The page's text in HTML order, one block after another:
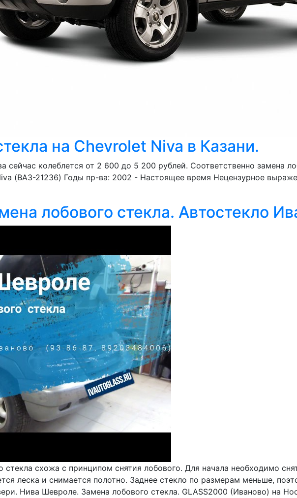
на Chevrolet Niva в Казани.
сейчас колеблется от 2 600 до 5 200 рублей. Соответственно замена
(ВАЗ-21236) Годы пр-ва: 2002 - Настоящее время Нецензурное
лобового стекла. Автостекло
стекла схожа с принципом снятия лобового. Для начала необходимо
леска и снимается полотно. Заднее стекло по размерам меньше,
Нива Шевроле. Замена лобового стекла. GLASS2000 (Иваново) на